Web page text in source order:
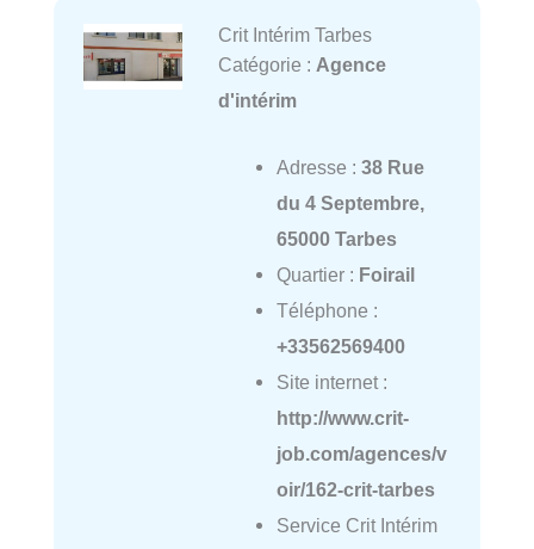
Crit Intérim Tarbes
Catégorie : Agence
d'intérim
Adresse : 38 Rue
du 4 Septembre,
65000 Tarbes
Quartier : Foirail
Téléphone :
+33562569400
Site internet :
http://www.crit-
job.com/agences/v
oir/162-crit-tarbes
Service Crit Intérim